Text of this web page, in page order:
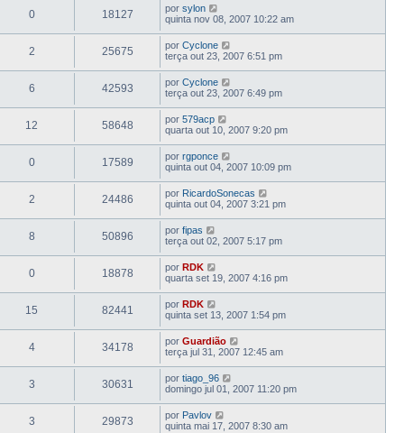
0 18127 por sylon
quinta nov 08, 2007 10:22 am
2 25675 por Cyclone
terça out 23, 2007 6:51 pm
6 42593 por Cyclone
terça out 23, 2007 6:49 pm
12 58648 por 579acp
quarta out 10, 2007 9:20 pm
0 17589 por rgponce
quinta out 04, 2007 10:09 pm
2 24486 por RicardoSonecas
quinta out 04, 2007 3:21 pm
8 50896 por fipas
terça out 02, 2007 5:17 pm
0 18878 por RDK
quarta set 19, 2007 4:16 pm
15 82441 por RDK
quinta set 13, 2007 1:54 pm
4 34178 por Guardião
terça jul 31, 2007 12:45 am
3 30631 por tiago_96
domingo jul 01, 2007 11:20 pm
3 29873 por Pavlov
quinta mai 17, 2007 8:30 am